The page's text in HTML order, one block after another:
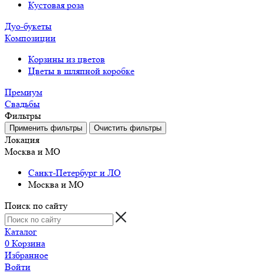
Кустовая роза
Дуо-букеты
Композиции
Корзины из цветов
Цветы в шляпной коробке
Премиум
Свадьбы
Фильтры
Локация
Москва и МО
Санкт-Петербург и ЛО
Москва и МО
Поиск по сайту
Каталог
0 Корзина
Избранное
Войти